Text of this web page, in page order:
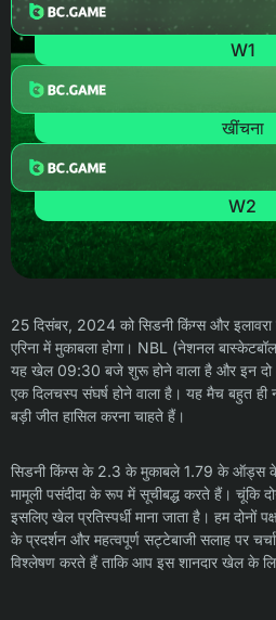
W1
खींचना
W2
25 दिसंबर, 2024 को सिडनी किंग्स और
एरिना में मुकाबला होगा। NBL (नेशनल
यह खेल 09:30 बजे शुरू होने वाला है और इन दो
एक दिलचस्प संघर्ष होने वाला है। यह मैच बहुत ही
बड़ी जीत हासिल करना चाहते हैं।
सिडनी किंग्स के 2.3 के मुकाबले 1.79 के ऑड्स के
मामूली पसंदीदा के रूप में सूचीबद्ध करते हैं। चूंकि
इसलिए खेल प्रतिस्पर्धी माना जाता है। हम दोनों
के प्रदर्शन और महत्वपूर्ण सट्टेबाजी सलाह पर
विश्लेषण करते हैं ताकि आप इस शानदार खेल के